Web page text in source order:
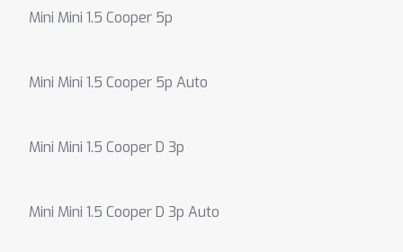
Mini Mini 1.5 Cooper 5p
Mini Mini 1.5 Cooper 5p Auto
Mini Mini 1.5 Cooper D 3p
Mini Mini 1.5 Cooper D 3p Auto